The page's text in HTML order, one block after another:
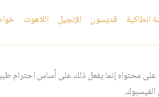
انطاكية قديسون الإنجيل اللاهوت
محتواه إنما يفعل ذلك على أساس احترام